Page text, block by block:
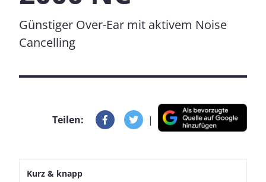
Günstiger Over-Ear mit aktivem Noise
Cancelling
Teilen: |
Kurz & knapp